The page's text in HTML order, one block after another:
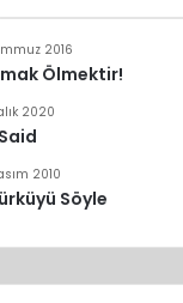
2016
Ölmektir!
2020
2010
Söyle